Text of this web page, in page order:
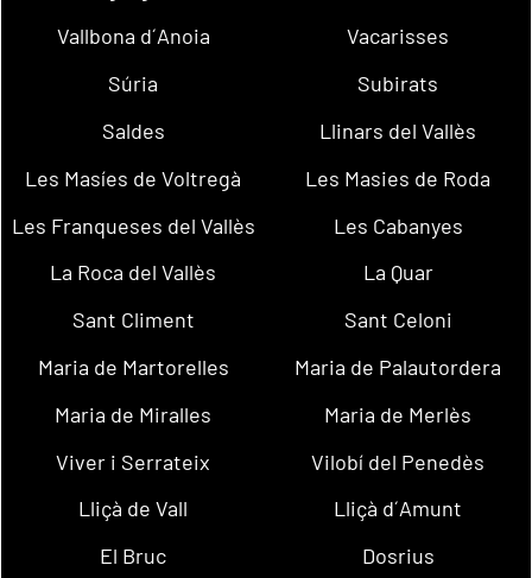
Vallbona d´Anoia
Vacarisses
Súria
Subirats
Saldes
Llinars del Vallès
Les Masíes de Voltregà
Les Masies de Roda
Les Franqueses del Vallès
Les Cabanyes
La Roca del Vallès
La Quar
Sant Climent
Sant Celoni
Maria de Martorelles
Maria de Palautordera
Maria de Miralles
Maria de Merlès
Viver i Serrateix
Vilobí del Penedès
Lliçà de Vall
Lliçà d´Amunt
El Bruc
Dosrius